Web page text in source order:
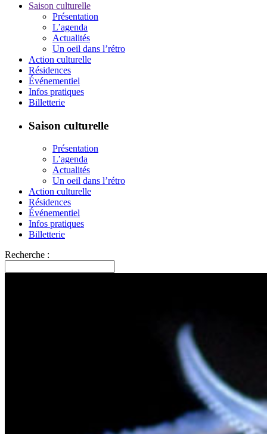
Saison culturelle
Présentation
L’agenda
Actualités
Un oeil dans l’rétro
Action culturelle
Résidences
Événementiel
Infos pratiques
Billetterie
Saison culturelle
Présentation
L’agenda
Actualités
Un oeil dans l’rétro
Action culturelle
Résidences
Événementiel
Infos pratiques
Billetterie
Recherche :